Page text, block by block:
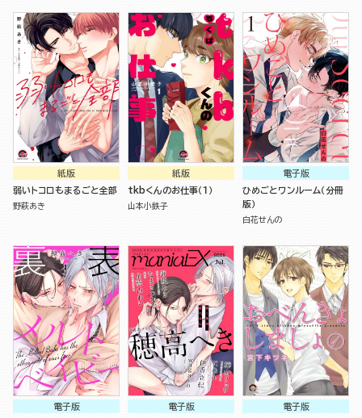
紙版
弱いトコロもまるごと全部
野萩あき
紙版
tkbくんのお仕事（１）
山本小鉄子
電子版
ひめごとワンルーム（分冊
版）
白花せんの
電子版
電子版
電子版